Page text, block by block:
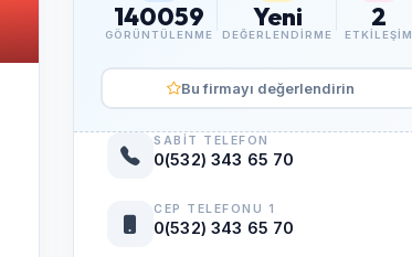
140059
GÖRÜNTÜLENME
Yeni
DEĞERLENDIRME
2
ETKILEŞIM
Bu firmayı değerlendirin
SABIT TELEFON
0(532) 343 65 70
CEP TELEFONU 1
0(532) 343 65 70